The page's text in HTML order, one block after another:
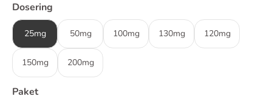
Dosering
25mg 50mg 100mg 130mg 120mg
150mg 200mg
Paket